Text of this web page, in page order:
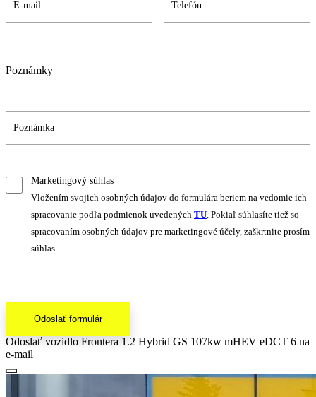
Poznámky
Marketingový súhlas
Vložením svojich osobných údajov do formulára beriem na vedomie ich
spracovanie podľa podmienok uvedených TU. Pokiaľ súhlasíte tiež so
spracovaním osobných údajov pre marketingové účely, zaškrtnite prosím
súhlas.
Odoslať formulár
Odoslať vozidlo Frontera 1.2 Hybrid GS 107kw mHEV eDCT 6 na
e-mail